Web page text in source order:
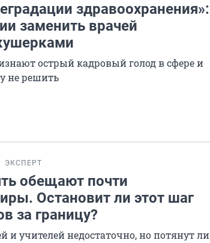
здравоохранения»:
заменить врачей
острый кадровый голод в сфере и
не решить
ЭКСПЕРТ
обещают почти
Остановит ли этот шаг
за границу?
и учителей недостаточно, но потянут ли